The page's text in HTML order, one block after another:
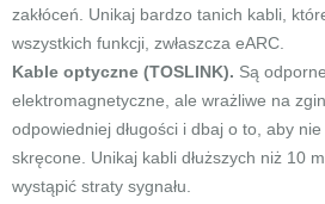
zakłóceń. Unikaj bardzo tanich kabli,
wszystkich funkcji, zwłaszcza eARC.
Kable optyczne (TOSLINK). Są
elektromagnetyczne, ale wrażliwe na
odpowiedniej długości i dbaj o to, aby nie
skręcone. Unikaj kabli dłuższych niż 10
wystąpić straty sygnału.